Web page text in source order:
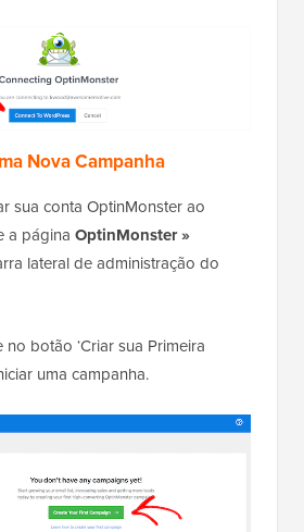
Nova Campanha
sua conta OptinMonster ao
a página OptinMonster »
lateral de administração do
botão ‘Criar sua Primeira
uma campanha.